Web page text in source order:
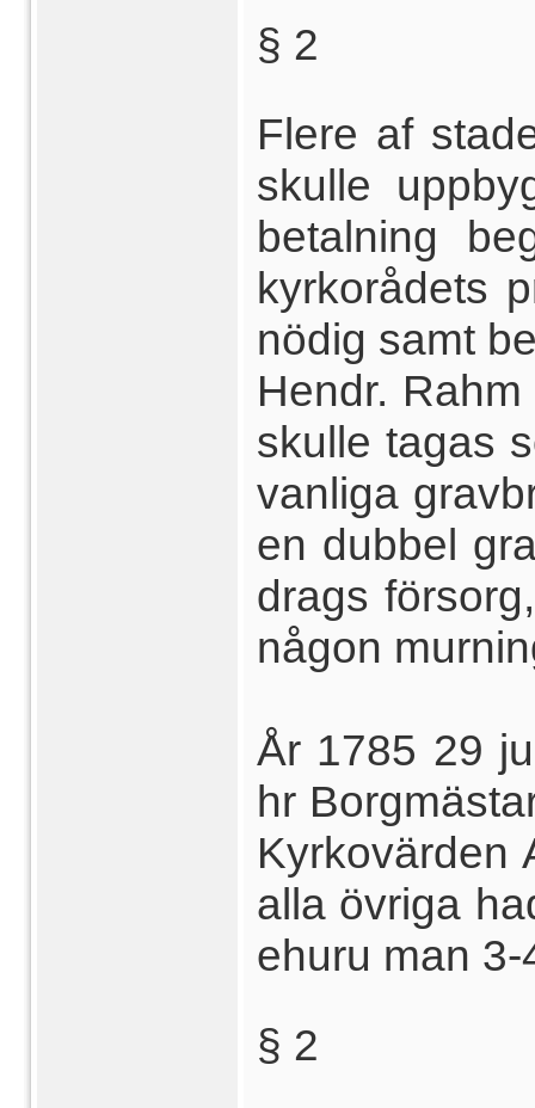
§ 2
Flere af
skulle
betalning
kyrkorådets
nödig samt
Hendr.
skulle tagas
vanliga
en dubbel
drags
någon
År 1785 29
hr
Kyrkovärden
alla övriga
ehuru man
§ 2